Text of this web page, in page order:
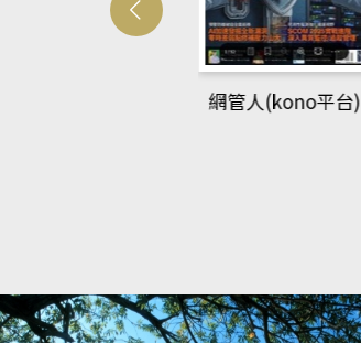
網管人(kono平台)